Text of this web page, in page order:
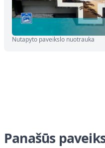
Nutapyto paveikslo nuotrauka
Panašūs